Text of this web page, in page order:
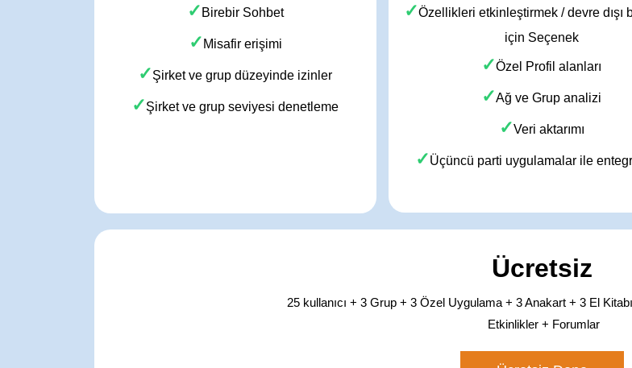
✓ Birebir Sohbet
✓ Misafir erişimi
✓Şirket ve grup düzeyinde izinler
✓Şirket ve grup seviyesi denetleme
✓Özellikleri etkinleştirmek / devre dışı
için Seçenek
✓Özel Profil alanları
✓Ağ ve Grup analizi
✓Veri aktarımı
✓Üçüncü parti uygulamalar ile
Ücretsiz
25 kullanıcı + 3 Grup + 3 Özel Uygulama + 3 Anakart + 3 El
Etkinlikler + Forumlar